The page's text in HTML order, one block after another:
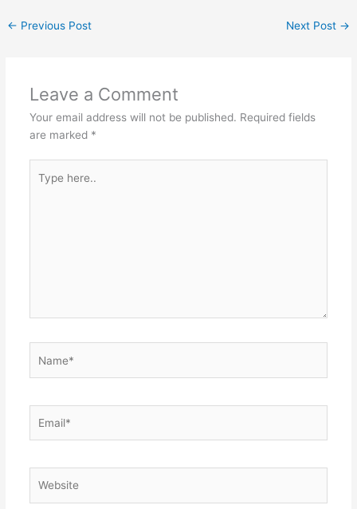
← Previous Post Next Post →
Leave a Comment
Your email address will not be published. Required fields
are marked *
here..